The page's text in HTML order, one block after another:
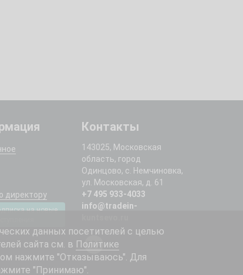
директору
на новые
Контакты
143025, Московская
область, город
Одинцово, с. Немчиновка,
ул. Московская, д. 61
+7 495 933-4033
info@tradein-
данных посетителей с целью
сайта см. в Политике
нажмите "Отказываюсь". Для
"Принимаю".